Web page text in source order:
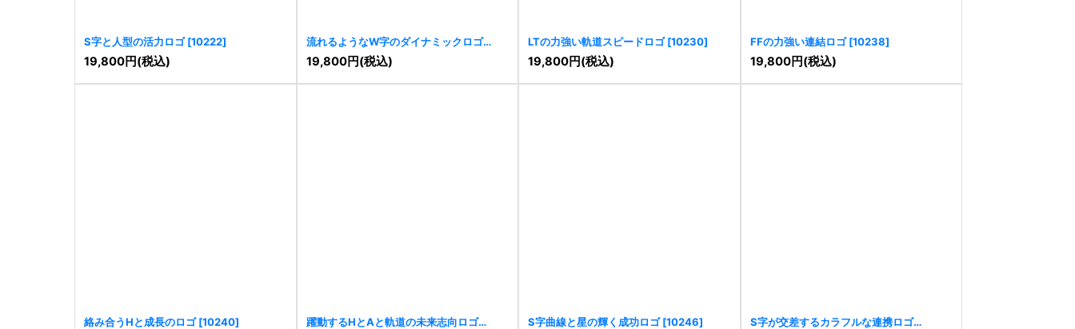
S字と人型の活力ロゴ [10222]
19,800円(税込)
流れるようなW字のダイナミックロゴ
[10229]
19,800円(税込)
LTの力強い軌道スピードロゴ [10230]
19,800円(税込)
FFの力強い連結ロゴ [10238]
19,800円(税込)
絡み合うHと成長のロゴ [10240]
躍動するHとAと軌道の未来志向ロゴ
S字曲線と星の輝く成功ロゴ [10246]
S字が交差するカラフルな連携ロゴ